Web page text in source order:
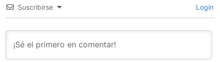
Suscribirse Login